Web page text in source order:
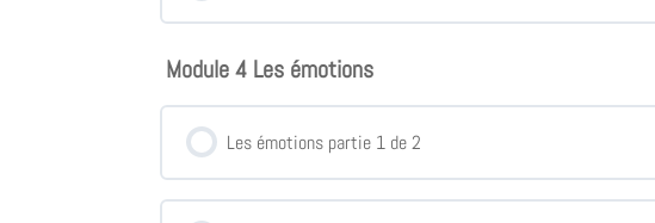
Module 4 Les émotions
Les émotions partie 1 de 2